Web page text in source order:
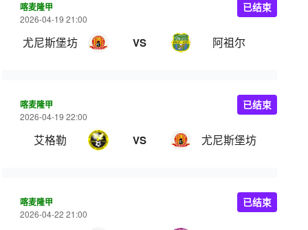
喀麦隆甲
2026-04-19 21:00
尤尼斯堡坊 VS 阿祖尔
已结束
喀麦隆甲
2026-04-19 22:00
艾格勒 VS 尤尼斯堡坊
已结束
喀麦隆甲
2026-04-22 21:00
已结束